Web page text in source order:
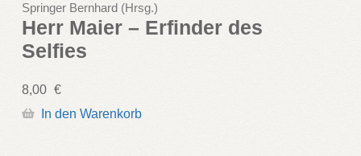
Springer Bernhard (Hrsg.)
Herr Maier – Erfinder des
Selfies
8,00 €
In den Warenkorb